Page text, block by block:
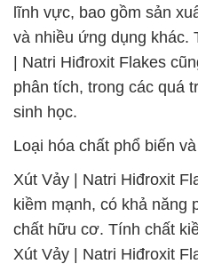
lĩnh vực, bao gồm sản
và nhiều ứng dụng khác.
| Natri Hiđroxit Flakes
phân tích, trong các quá
sinh học.
Loại hóa chất phổ biến
Xút Vảy | Natri Hiđroxit
kiềm mạnh, có khả năng
chất hữu cơ. Tính chất
Xút Vảy | Natri Hiđroxit